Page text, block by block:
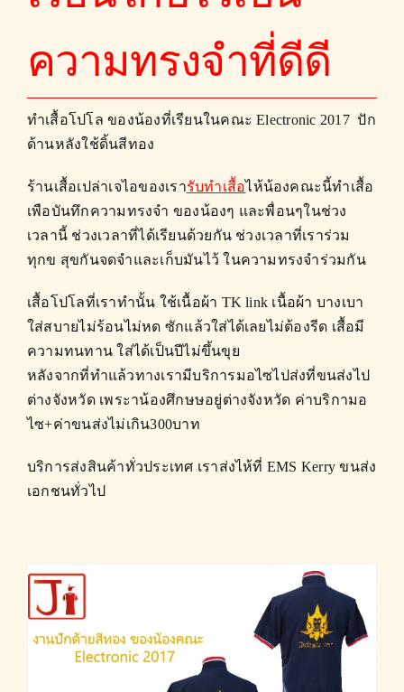
ความทรงจำที่ดีดี
ทำเสื้อโปโล ของน้องที่เรียนในคณะ Electronic 2017 ปัก
ด้านหลังใช้ดิ้นสีทอง
ร้านเสื้อเปล่าเจไอของเรารับทำเสื้อไห้น้องคณะนี้ทำเสื้อ
เพือบันทึกความทรงจำ ของน้องๆ และพื่อนๆในช่วง
เวลานี้ ช่วงเวลาที่ได้เรียนด้วยกัน ช่วงเวลาที่เราร่วม
ทุกข สุขกันจดจำและเก็บมันไว้ ในความทรงจำร่วมกัน
เสื้อโปโลที่เราทำนั้น ใช้เนื้อผ้า TK link เนื้อผ้า บางเบา
ใส่สบายไม่ร้อนไม่หด ซักแล้วใส่ได้เลยไม่ต้องรีด เสื้อมี
ความทนทาน ใส่ได้เป็นปีไม่ขึ้นขุย
หลังจากที่ทำแล้วทางเรามีบริการมอไซไปส่งที่ขนส่งไป
ต่างจังหวัด เพระาน้องศึกษษอยู่ต่างจังหวัด ค่าบริกามอ
ไซ+ค่าขนส่งไม่เกิน300บาท
บริการส่งสินค้าทั่วประเทศ เราส่งไห้ที่ EMS Kerry ขนส่ง
เอกชนทั่วไป